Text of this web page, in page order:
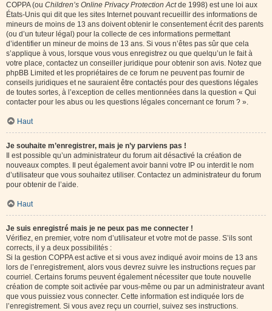
COPPA (ou Children’s Online Privacy Protection Actde 1998) est une loi aux
États-Unis qui dit que les sites Internet pouvant recueillir des informations de
mineurs de moins de 13 ans doivent obtenir le consentement écrit des parents
(ou d’un tuteur légal) pour la collecte de ces informations permettant
d’identifier un mineur de moins de 13 ans. Si vous n’êtes pas sûr que cela
s’applique à vous, lorsque vous vous enregistrez ou que quelqu’un le fait à
votre place, contactez un conseiller juridique pour obtenir son avis. Notez que
phpBB Limited et les propriétaires de ce forum ne peuvent pas fournir de
conseils juridiques et ne sauraient être contactés pour des questions légales
de toutes sortes, à l’exception de celles mentionnées dans la question « Qui
contacter pour les abus ou les questions légales concernant ce forum ? ».
Haut
Je souhaite m’enregistrer, mais je n’y parviens pas !
Il est possible qu’un administrateur du forum ait désactivé la création de
nouveaux comptes. Il peut également avoir banni votre IP ou interdit le nom
d’utilisateur que vous souhaitez utiliser. Contactez un administrateur du forum
pour obtenir de l’aide.
Haut
Je suis enregistré mais je ne peux pas me connecter !
Vérifiez, en premier, votre nom d’utilisateur et votre mot de passe. S’ils sont
corrects, il y a deux possibilités :
Si la gestion COPPA est active et si vous avez indiqué avoir moins de 13 ans
lors de l’enregistrement, alors vous devrez suivre les instructions reçues par
courriel. Certains forums peuvent également nécessiter que toute nouvelle
création de compte soit activée par vous-même ou par un administrateur avant
que vous puissiez vous connecter. Cette information est indiquée lors de
l’enregistrement. Si vous avez reçu un courriel, suivez ses instructions.